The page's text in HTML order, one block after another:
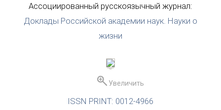
Ассоциированный русскоязычный журнал:
Доклады Российской академии наук. Науки о
жизни
Увеличить
ISSN PRINT: 0012-4966